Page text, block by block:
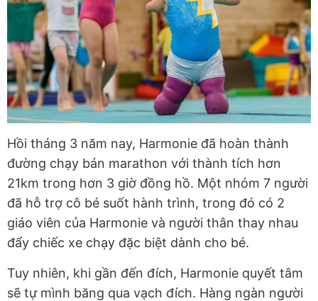
Hồi tháng 3 năm nay, Harmonie đã hoàn thành
đường chạy bán marathon với thành tích hơn
21km trong hơn 3 giờ đồng hồ. Một nhóm 7 người
đã hỗ trợ cô bé suốt hành trình, trong đó có 2
giáo viên của Harmonie và người thân thay nhau
đẩy chiếc xe chạy đặc biệt dành cho bé.
Tuy nhiên, khi gần đến đích, Harmonie quyết tâm
sẽ tự mình băng qua vạch đích. Hàng ngàn người